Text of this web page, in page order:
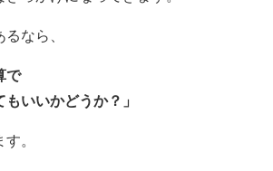
なら、
で
いいかどうか？」
。